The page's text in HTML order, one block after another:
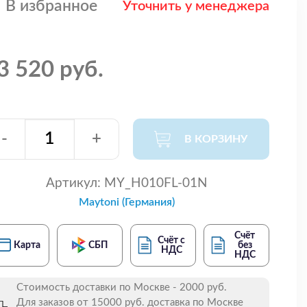
В избранное Уточнить у менеджера
520 руб.
- + В КОРЗИНУ
Артикул: MY_H010FL-01N
Maytoni (Германия)
Карта СБП
Счёт с
НДС
Счёт
без
НДС
Стоимость доставки по Москве - 2000 руб.
Для заказов от 15000 руб. доставка по Москве